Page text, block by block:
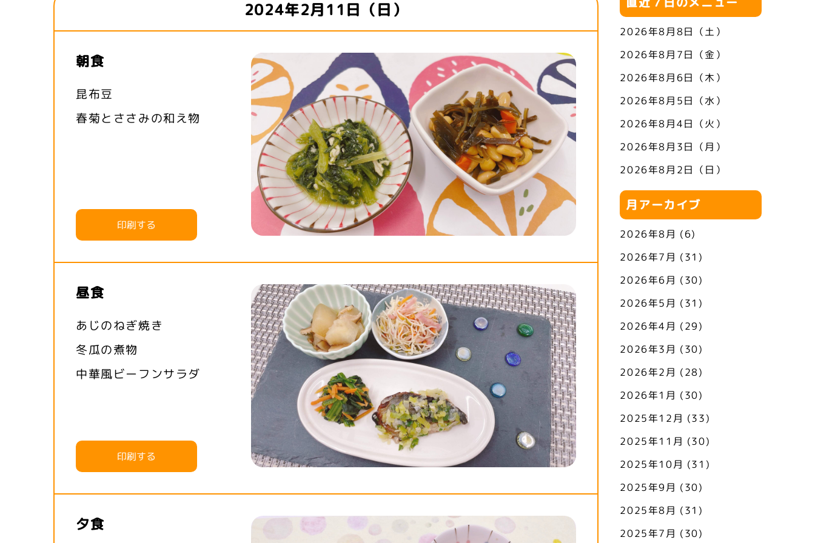
2024年2月11日（日）
朝食
昆布豆
春菊とささみの和え物
印刷する
昼食
あじのねぎ焼き
冬瓜の煮物
中華風ビーフンサラダ
印刷する
夕食
2026年8月8日（土）
2026年8月7日（金）
2026年8月6日（木）
2026年8月5日（水）
2026年8月4日（火）
2026年8月3日（月）
2026年8月2日（日）
月アーカイブ
2026年8月 (6)
2026年7月 (31)
2026年6月 (30)
2026年5月 (31)
2026年4月 (29)
2026年3月 (30)
2026年2月 (28)
2026年1月 (30)
2025年12月 (33)
2025年11月 (30)
2025年10月 (31)
2025年9月 (30)
2025年8月 (31)
2025年7月 (30)